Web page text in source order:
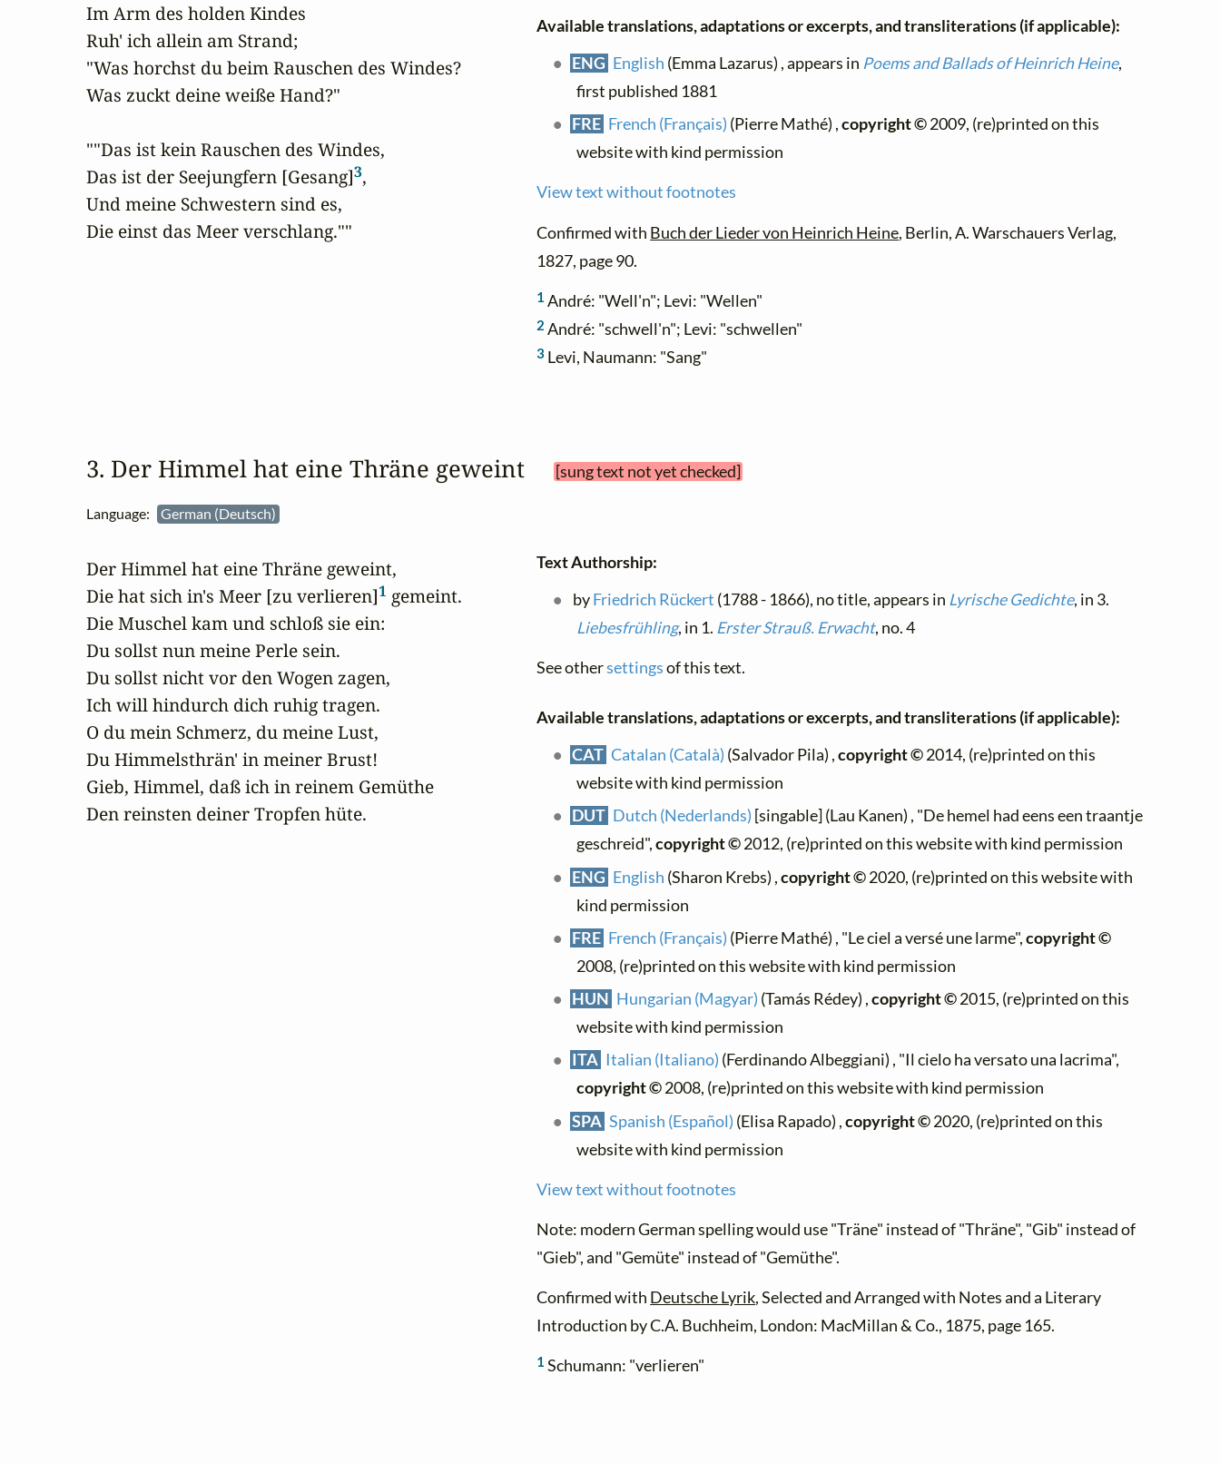
Im Arm des holden Kindes
Ruh' ich allein am Strand;
"Was horchst du beim Rauschen des Windes?
Was zuckt deine weiße Hand?"
""Das ist kein Rauschen des Windes,
Das ist der Seejungfern [Gesang]3,
Und meine Schwestern sind es,
Die einst das Meer verschlang.""
Available translations, adaptations or excerpts, and transliterations (if applicable):
ENG English (Emma Lazarus) , appears in Poems and Ballads of Heinrich Heine,
first published 1881
FRE French (Français) (Pierre Mathé) ,copyright ©2009, (re)printed on this
website with kind permission
View text without footnotes
Confirmed with Buch der Lieder von Heinrich Heine, Berlin, A. Warschauers Verlag,
1827, page 90.
1 André: "Well'n"; Levi: "Wellen"
2 André: "schwell'n"; Levi: "schwellen"
3 Levi, Naumann: "Sang"
3. Der Himmel hat eine Thräne geweint [sung text not yet checked]
Language: German (Deutsch)
Der Himmel hat eine Thräne geweint,
Die hat sich in's Meer [zu verlieren]1 gemeint.
Die Muschel kam und schloß sie ein:
Du sollst nun meine Perle sein.
Du sollst nicht vor den Wogen zagen,
Ich will hindurch dich ruhig tragen.
O du mein Schmerz, du meine Lust,
Du Himmelsthrän' in meiner Brust!
Gieb, Himmel, daß ich in reinem Gemüthe
Den reinsten deiner Tropfen hüte.
Text Authorship:
byFriedrich Rückert (1788 - 1866), no title, appears in Lyrische Gedichte, in 3.
Liebesfrühling, in 1. Erster Strauß. Erwacht, no. 4
See othersettingsof this text.
Available translations, adaptations or excerpts, and transliterations (if applicable):
CAT Catalan (Català) (Salvador Pila) ,copyright ©2014, (re)printed on this
website with kind permission
DUT Dutch (Nederlands) [singable] (Lau Kanen) , "De hemel had eens een traantje
geschreid",copyright ©2012, (re)printed on this website with kind permission
ENG English (Sharon Krebs) ,copyright ©2020, (re)printed on this website with
kind permission
FRE French (Français) (Pierre Mathé) , "Le ciel a versé une larme",copyright ©
2008, (re)printed on this website with kind permission
HUN Hungarian (Magyar) (Tamás Rédey) ,copyright ©2015, (re)printed on this
website with kind permission
ITA Italian (Italiano) (Ferdinando Albeggiani) , "Il cielo ha versato una lacrima",
copyright ©2008, (re)printed on this website with kind permission
SPA Spanish (Español) (Elisa Rapado) ,copyright ©2020, (re)printed on this
website with kind permission
View text without footnotes
Note: modern German spelling would use "Träne" instead of "Thräne", "Gib" instead of
"Gieb", and "Gemüte" instead of "Gemüthe".
Confirmed with Deutsche Lyrik, Selected and Arranged with Notes and a Literary
Introduction by C.A. Buchheim, London: MacMillan & Co., 1875, page 165.
1 Schumann: "verlieren"